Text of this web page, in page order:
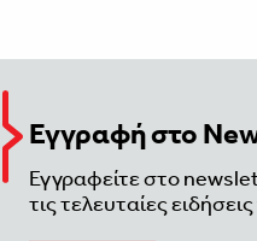
Εγγραφή στο
Εγγραφείτε στο
τις τελευταίες